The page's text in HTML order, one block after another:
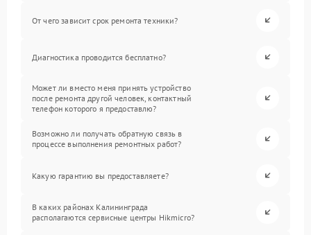
От чего зависит срок ремонта техники?
Диагностика проводится бесплатно?
Может ли вместо меня принять устройство
после ремонта другой человек, контактный
телефон которого я предоставлю?
Возможно ли получать обратную связь в
процессе выполнения ремонтных работ?
Какую гарантию вы предоставляете?
В каких районах Калининграда
располагаются сервисные центры Hikmicro?